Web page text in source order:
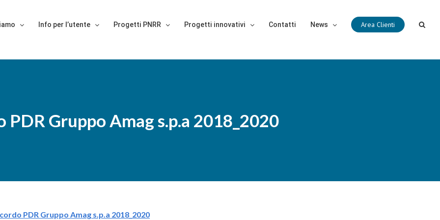
Info per l’utente Progetti PNRR Progetti innovativi Contatti News Area Clienti
PDR Gruppo Amag s.p.a 2018_2020
PDR Gruppo Amag s.p.a 2018_2020